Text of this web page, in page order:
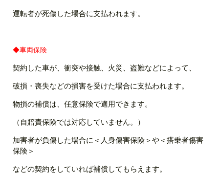
運転者が死傷した場合に支払われます。
◆車両保険
契約した車が、衝突や接触、火災、盗難などによって、
破損・喪失などの損害を受けた場合に支払われます。
物損の補償は、任意保険で適用できます。
（自賠責保険では対応していません。）
加害者が負傷した場合に＜人身傷害保険＞や＜搭乗者傷害
保険＞
などの契約をしていれば補償してもらえます。